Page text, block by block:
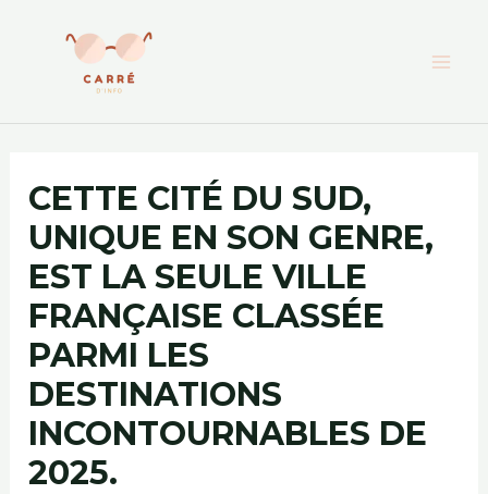
CETTE CITÉ DU SUD,
UNIQUE EN SON GENRE,
EST LA SEULE VILLE
FRANÇAISE CLASSÉE
PARMI LES
DESTINATIONS
INCONTOURNABLES DE
2025.